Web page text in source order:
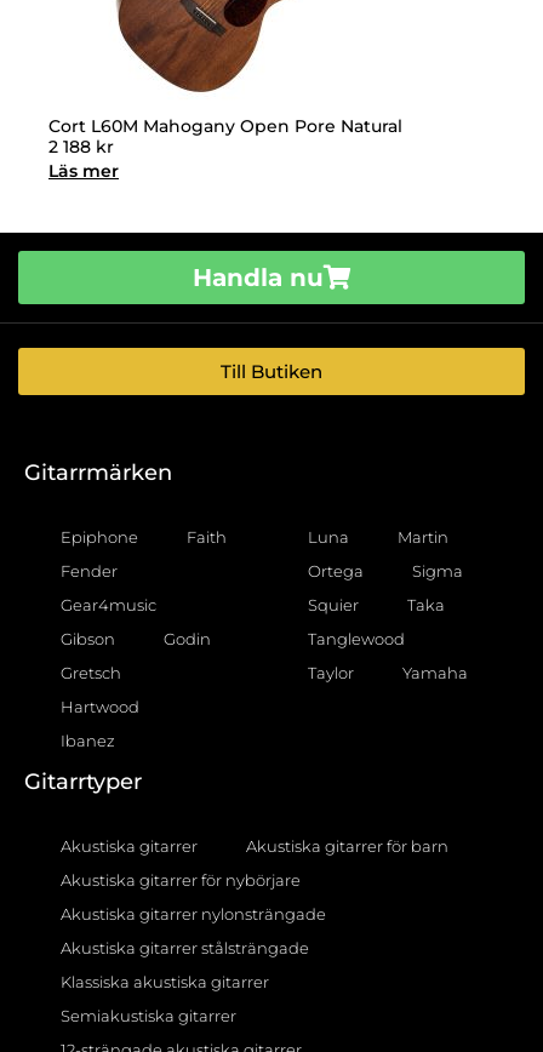
Cort L60M Mahogany Open Pore Natural
2 188 kr
Läs mer
Handla nu
Till Butiken
Gitarrmärken
Epiphone
Faith
Fender
Gear4music
Gibson
Godin
Gretsch
Hartwood
Ibanez
Luna
Martin
Ortega
Sigma
Squier
Taka
Tanglewood
Taylor
Yamaha
Gitarrtyper
Akustiska gitarrer
Akustiska gitarrer för barn
Akustiska gitarrer för nybörjare
Akustiska gitarrer nylonsträngade
Akustiska gitarrer stålsträngade
Klassiska akustiska gitarrer
Semiakustiska gitarrer